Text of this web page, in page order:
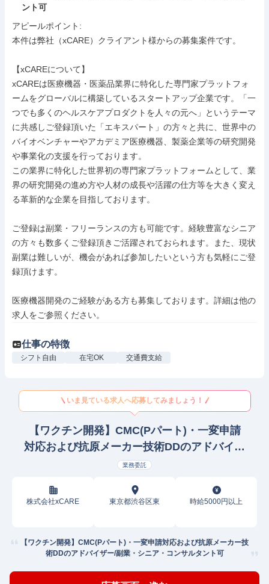
ント可
アピールポイント:
本件は弊社（xCARE）クライアント様からの募集案件です。
【xCAREについて】
xCAREは医療機器・医薬品業界に特化した専門家プラットフォ
ームをグローバルに構築しているスタートアップ企業です。「一
つでも多くのヘルスケアプロダクトを人々の元へ」というテーマ
に共感しご登録頂いた「エキスパート」の方々と共に、世界中の
バイオベンチャーやアカデミア医療機器、製薬企業等の研究開発
や事業化の支援を行っております。
この業界に特化した世界初の専門家プラットフォームとして、業
界の研究開発の進め方や人材の成長や活躍の仕方等を大きく変え
る革新的な企業を目指しております。
ご登録は副業・フリーランスの方も可能です。経験豊富なシニア
の方々も数多くご登録頂きご活躍されておられます。また、現状
副業は難しいが、機会があれば参加したいという方も気軽にご登
録頂けます。
医療機器開発のご経験がある方も募集しております。詳細は他の
求人をご参照ください。
仕事の特徴
シフト自由 在宅OK 交通費支給
いま見ている求人へ応募してみましょう！
【ワクチン開発】CMC(Pパート)・一変申請
対応および抗原メーカー技術DDのアドバイザ
ー
業務委託
株式会社xCARE 東京都渋谷区東 時給5000円以上
【ワクチン開発】CMC(Pパート)・一変申請対応および抗原メーカー技
術DDのアドバイザー/副業・シニア・コンサルタント可